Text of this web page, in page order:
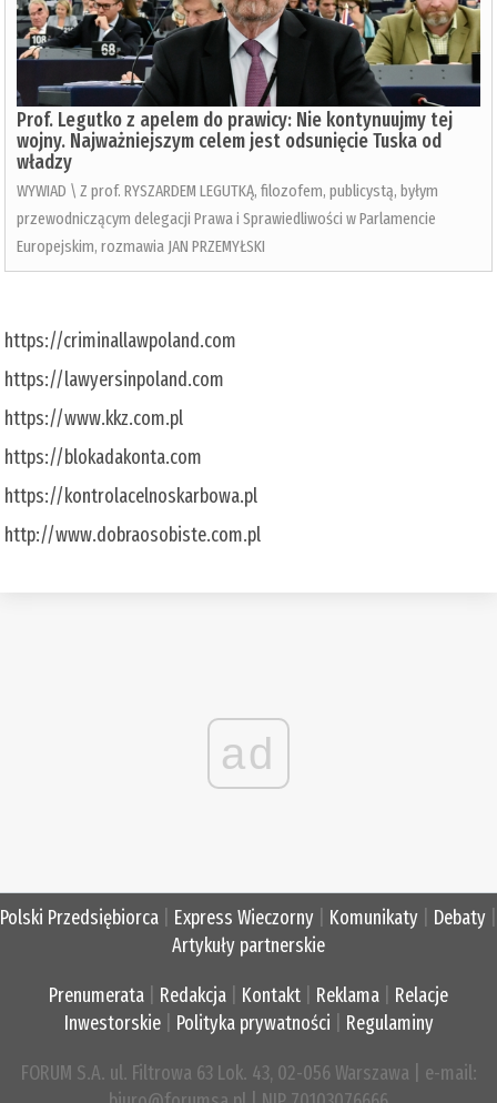
Prof. Legutko z apelem do prawicy: Nie kontynuujmy tej
wojny. Najważniejszym celem jest odsunięcie Tuska od
władzy
WYWIAD \ Z prof. RYSZARDEM LEGUTKĄ, filozofem, publicystą, byłym
przewodniczącym delegacji Prawa i Sprawiedliwości w Parlamencie
Europejskim, rozmawia JAN PRZEMYŁSKI
https://criminallawpoland.com
https://lawyersinpoland.com
https://www.kkz.com.pl
https://blokadakonta.com
https://kontrolacelnoskarbowa.pl
http://www.dobraosobiste.com.pl
ad
Polski Przedsiębiorca Express Wieczorny Komunikaty Debaty
Artykuły partnerskie
Prenumerata Redakcja Kontakt Reklama
Relacje
Inwestorskie| Polityka prywatności Regulaminy
FORUM S.A. ul. Filtrowa 63 Lok. 43, 02-056 Warszawa | e-mail: